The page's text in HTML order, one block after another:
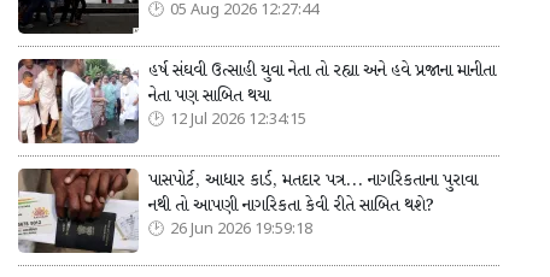
05 Aug 2026 12:27:44
હર્ષ સંઘવી ઉત્સાહી યુવા નેતા તો રહ્યા અને હવે પ્રજાના માનીતા
નેતા પણ સાબિત થયા
12 Jul 2026 12:34:15
પાસપોર્ટ, આધાર કાર્ડ, મતદાર પત્ર... નાગરિકતાના પુરાવા
નથી તો આપણી નાગરિકતા કેવી રીતે સાબિત થશે?
26 Jun 2026 19:59:18